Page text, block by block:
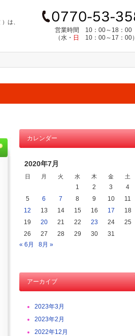
は、
営業時間
10：00～18：00
（水・ 日 10：00～17：00）
カレンダー
2020年7月
日 月 火 水 木 金 土
1 2 3
4
5
6 7 8 9 10
11
12
13 14 15 16 17
18
19
20 21 22 23 24
25
26
27 28 29 30
31
« 6月
8月 »
アーカイブ
2023年3月
2023年2月
2022年12月